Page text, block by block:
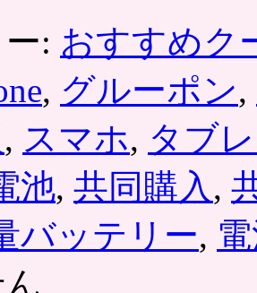
食
物
繊
維。
ル
ー
ポ
ン
で
ト
: おすすめク
, グルーポン,
, スマホ, タブ
池, 共同購入 ,
バッテリー,